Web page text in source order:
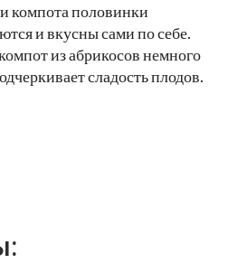
компота половинки
и вкусны сами по себе.
из абрикосов немного
сладость плодов.